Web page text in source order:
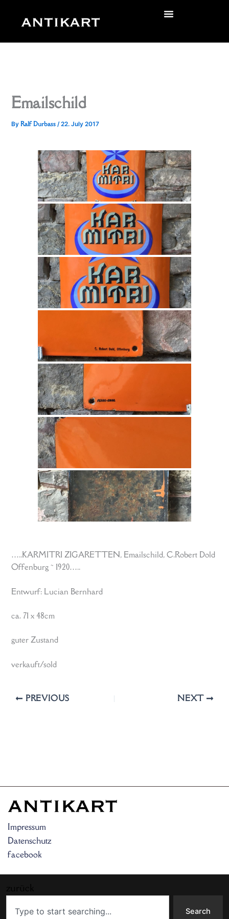
Emailschild
ByRalf Durbass/22. July 2017
…..KARMITRI ZIGARETTEN, Emailschild, C.Robert Dold
Offenburg ~ 1920…..
Entwurf: Lucian Bernhard
ca. 71 x 48cm
guter Zustand
verkauft/sold
PREVIOUS NEXT
Impressum
Datenschutz
facebook
Search